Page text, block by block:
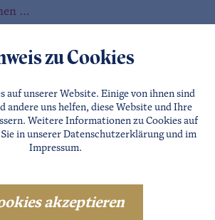
…
zu Cookies
auf unserer Website. Einige von ihnen sind
andere uns helfen, diese Website und Ihre
Weitere Informationen zu Cookies auf
in unserer Datenschutzerklärungund im
Impressum.
akzeptieren